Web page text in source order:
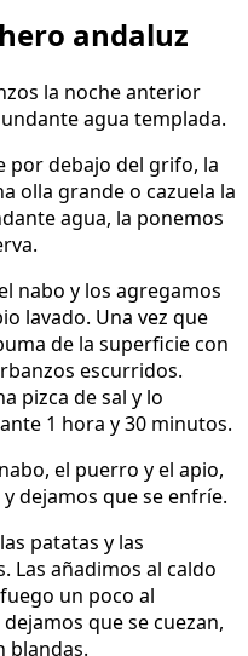
andaluz
la noche anterior
agua templada.
por debajo del grifo, la
olla grande o cazuela la
agua, la ponemos
nabo y los agregamos
lavado. Una vez que
de la superficie con
escurridos.
pizca de sal y lo
1 hora y 30 minutos.
el puerro y el apio,
dejamos que se enfríe.
patatas y las
Las añadimos al caldo
un poco al
que se cuezan,
blandas.